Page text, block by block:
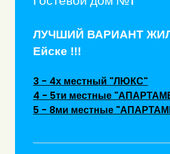
ЛУЧШИЙ ВАРИАНТ
Ейске !!!
3 - 4х местный "ЛЮКС"
4 - 5ти местные
5 - 8ми местные